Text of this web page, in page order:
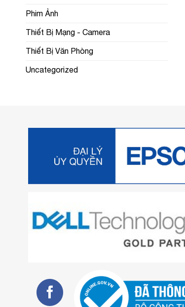
Phim Ảnh
Thiết Bị Mạng - Camera
Thiết Bị Văn Phòng
Uncategorized